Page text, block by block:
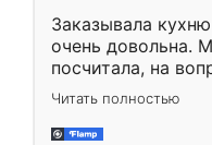
Заказывала
очень довольна.
посчитала, на
Замерщик
делу со всей
за день, ребята
Читать полностью